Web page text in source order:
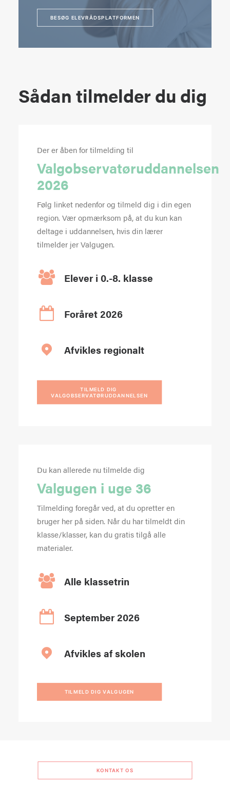
BESØG ELEVRÅDSPLATFORMEN
Sådan tilmelder du dig
Der er åben for tilmelding til
Valgobservatøruddannelsen
2026
Følg linket nedenfor og tilmeld dig i din egen
region. Vær opmærksom på, at du kun kan
deltage i uddannelsen, hvis din lærer
tilmelder jer Valgugen.
Elever i 0.-8. klasse
Foråret 2026
Afvikles regionalt
TILMELD DIG
VALGOBSERVATØRUDDANNELSEN
Du kan allerede nu tilmelde dig
Valgugen i uge 36
Tilmelding foregår ved, at du opretter en
bruger her på siden. Når du har tilmeldt din
klasse/klasser, kan du gratis tilgå alle
materialer.
Alle klassetrin
September 2026
Afvikles af skolen
TILMELD DIG VALGUGEN
KONTAKT OS